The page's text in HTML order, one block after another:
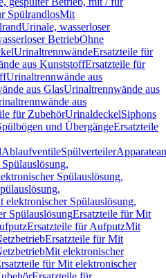
SpülrandlosMit
Urinale, wasserloser
BetriebOhne
UrinaltrennwändeErsatzteile für
aus KunststoffErsatzteile für
Urinaltrennwände aus
aus GlasUrinaltrennwände aus
aus
für ZubehörUrinaldeckelSiphons
und ÜbergängeErsatzteile
AblaufventileSpülverteiler
Spülauslösung,
elektronischer Spülauslösung,
SpülauslösungErsatzteile für Mit
Ersatzteile für AufputzMit
Ersatzteile für Mit
Mit elektronischer
für Mit elektronischer